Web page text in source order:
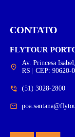
CONTATO
FLYTOUR
Av. Princesa
RS | CEP: 90620-
(51) 3028-2800